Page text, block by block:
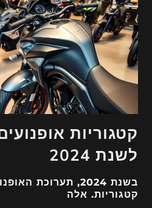
קטגוריות
לשנת 2024
בשנת 2024, תערוכת
קטגוריות. אלה